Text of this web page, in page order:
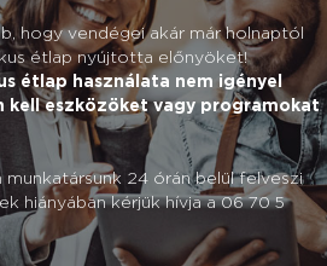
hogy vendégei akár már holnaptól
étlap nyújtotta előnyöket!
étlap használata nem igényel
kell eszközöket vagy programokat
24 órán belül felveszi
hiányában kérjük hívja a 06 70 5